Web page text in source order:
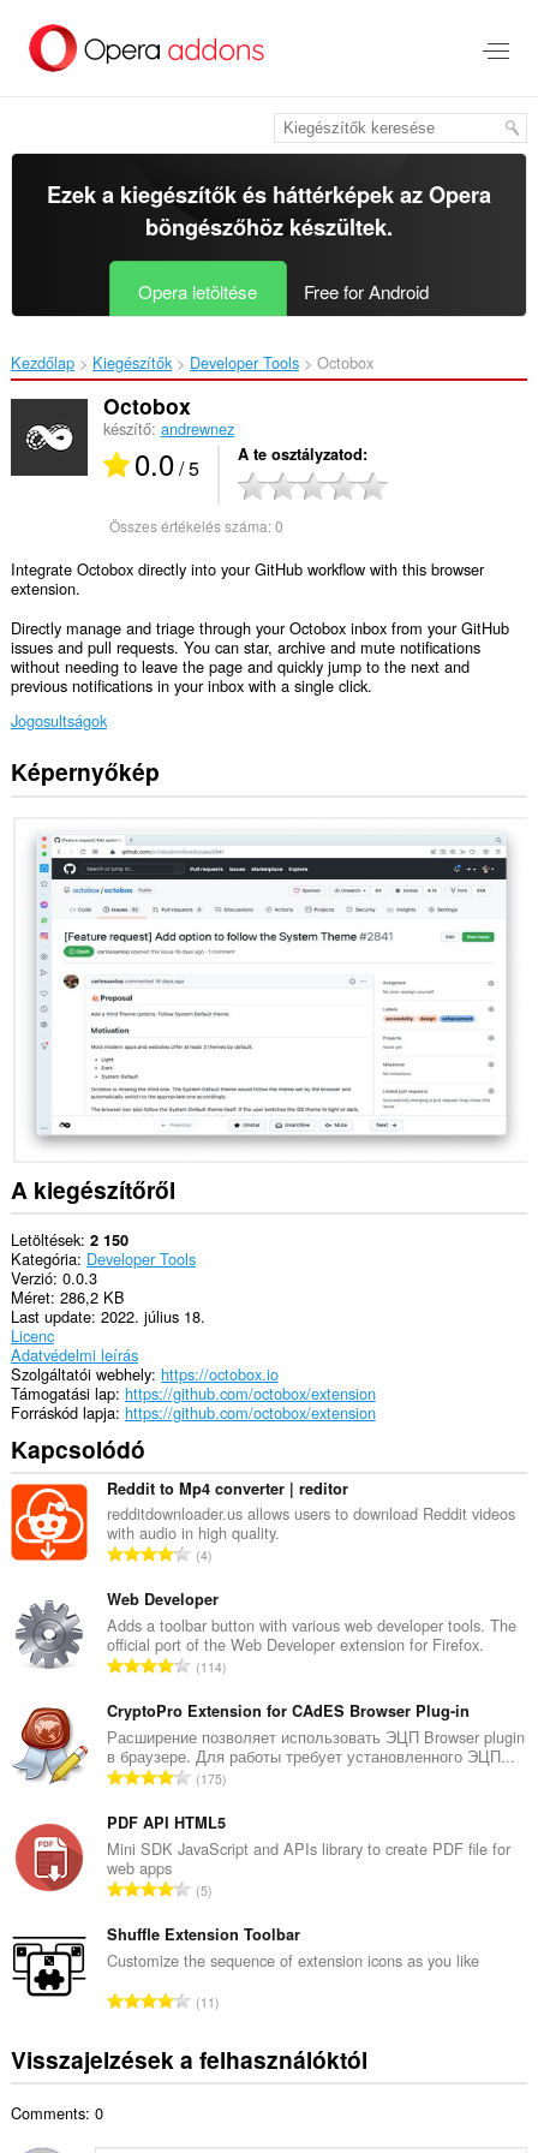
Ezek a kiegészítők és háttérképek azOpera
böngészőhözkészültek.
Opera letöltése Free for Android
Kezdőlap Kiegészítők Developer Tools Octobox‎
Octobox
készítő: andrewnez
0.0/ 5 A te osztályzatod
Összes értékelés száma:0
Integrate Octobox directly into your GitHub workflow with this browser
extension.
Directly manage and triage through your Octobox inbox from your GitHub
issues and pull requests. You can star, archive and mute notifications
without needing to leave the page and quickly jump to the next and
previous notifications in your inbox with a single click.
Jogosultságok
Ez
a
hozzáfér
adatához
néhány
webhelyen.
Képernyőkép
A kiegészítőről
Letöltések 2 150
Kategória Developer Tools
Verzió 0.0.3
Méret 286,2 KB
Last update 2022. július 18.
Licenc
Adatvédelmi leírás
Szolgáltatói webhely https://octobox.io
Támogatási lap https://github.com/octobox/extension
Forráskód lapja https://github.com/octobox/extension
Kapcsolódó
Reddit to Mp4 converter | reditor
redditdownloader.us allows users to download Reddit videos
with audio in high quality.
Ö
s
z
e
s
r
t
é
k
e
l
s
z
á
a
4
Web Developer
Adds a toolbar button with various web developer tools. The
official port of the Web Developer extension for Firefox.
Ö
s
z
e
s
r
t
é
k
e
l
s
z
á
:
114
CryptoPro Extension for CAdES Browser Plug-in
Расширение позволяет использовать ЭЦП Browser plugin
в браузере. Для работы требует установленного ЭЦП...
Ö
s
z
s
r
t
é
k
l
é
175
PDF API HTML5
Mini SDK JavaScript and APIs library to create PDF file for
web apps
Ö
s
z
s
r
t
5
Shuffle Extension Toolbar
Customize the sequence of extension icons as you like
Ö
z
é
11
Visszajelzések a felhasználóktól
Comments: 0